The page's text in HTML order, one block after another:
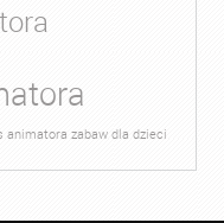
animatora zabaw dla dzieci